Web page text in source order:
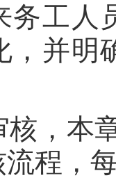
务工人
，并明
本章
程，